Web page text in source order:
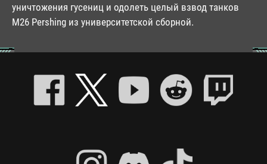
уничтожения гусениц и одолеть целый взвод танков
M26 Pershing из университетской сборной.